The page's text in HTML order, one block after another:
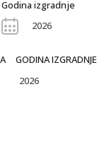
Godina izgradnje
2026
GODINA IZGRADNJE
2026